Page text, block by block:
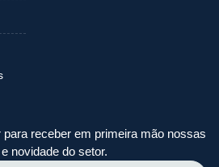
receber em primeira mão nossas
novidade do setor.